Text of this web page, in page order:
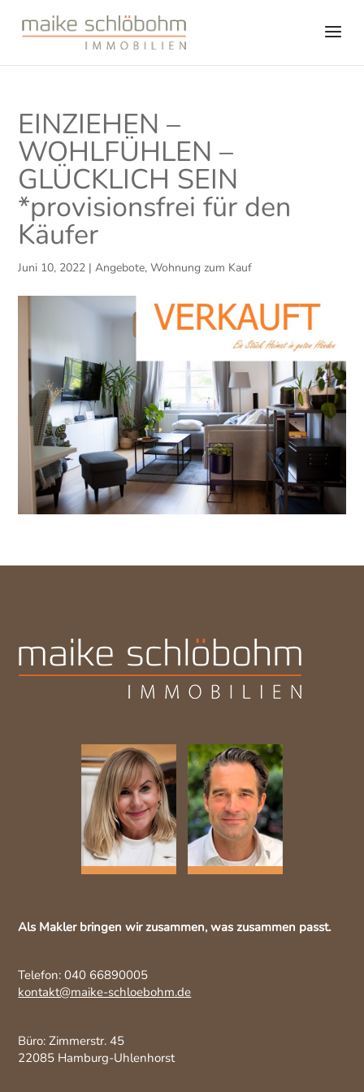
EINZIEHEN –
WOHLFÜHLEN –
GLÜCKLICH SEIN
*provisionsfrei für den
Käufer
Juni 10, 2022 |Angebote,Wohnung zum Kauf
Als Makler bringen wir zusammen, was zusammen passt.
Telefon: 040 66890005
kontakt@maike-schloebohm.de
Büro: Zimmerstr. 45
22085 Hamburg-Uhlenhorst